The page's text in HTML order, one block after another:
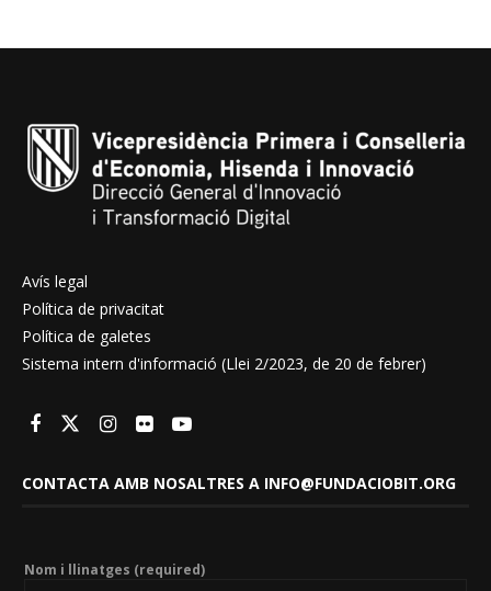
Avís legal
Política de privacitat
Política de galetes
Sistema intern d'informació (Llei 2/2023, de 20 de febrer)
CONTACTA AMB NOSALTRES A INFO@FUNDACIOBIT.ORG
Nom i llinatges (required)